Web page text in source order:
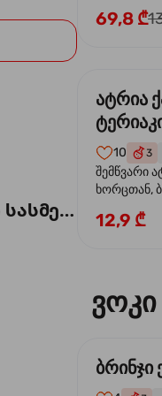
69,8 ₾
ატრია
10 3
შემწვარი
ხორცთან,
და
12,9 ₾
ვოკი
ბრინჯი